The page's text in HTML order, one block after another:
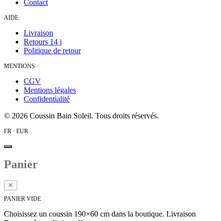
Contact
AIDE
Livraison
Retours 14 j
Politique de retour
MENTIONS
CGV
Mentions légales
Confidentialité
© 2026 Coussin Bain Soleil. Tous droits réservés.
FR · EUR
Panier
✕
PANIER VIDE
Choisissez un coussin 190×60 cm dans la boutique. Livraison